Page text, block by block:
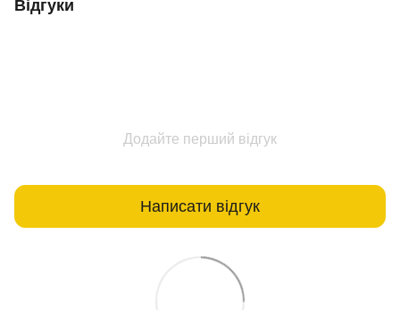
Відгуки
Додайте перший відгук
Написати відгук